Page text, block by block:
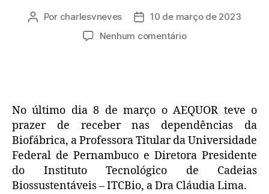
Por charlesvneves
10 de março de 2023
Nenhum comentário
No último dia 8 de março o AEQUOR teve o
prazer de receber nas dependências da
Biofábrica, a Professora Titular da Universidade
Federal de Pernambuco e Diretora Presidente
do Instituto Tecnológico de Cadeias
Biossustentáveis – ITCBio, a Dra Cláudia Lima.